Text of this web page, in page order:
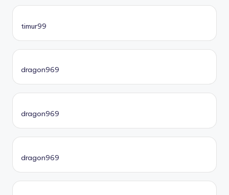
timur99
dragon969
dragon969
dragon969